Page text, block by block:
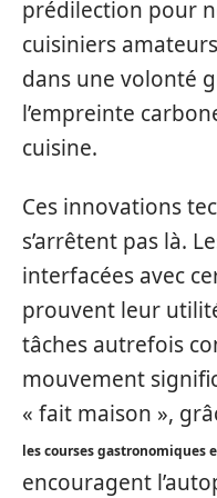
prédilection pour
cuisiniers
dans une volonté
l’empreinte
cuisine.
Ces innovations
s’arrêtent pas là.
interfacées avec
prouvent leur
tâches autrefois
mouvement
« fait maison »,
les courses gastronomiques
encouragent